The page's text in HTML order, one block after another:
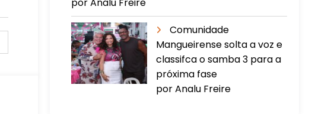
Comunidade
Mangueirense solta a voz e
classifca o samba 3 para a
próxima fase
por Analu Freire